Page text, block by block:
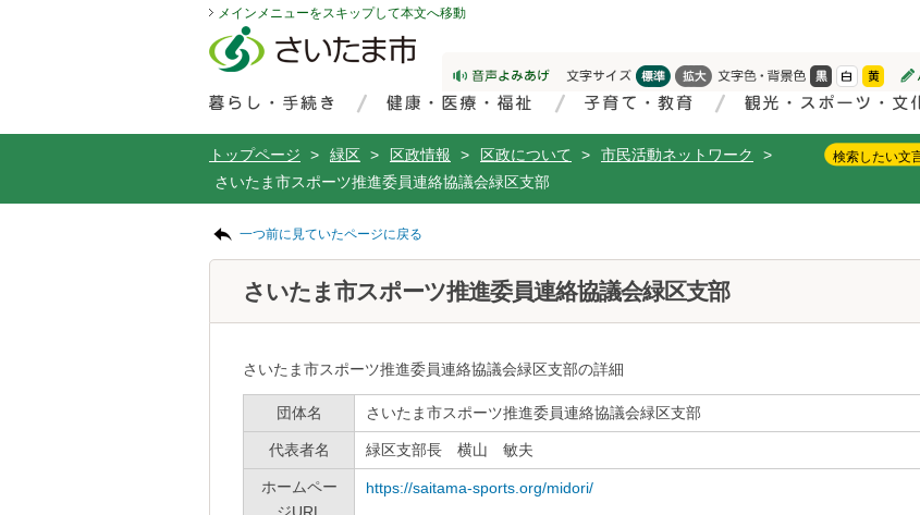
メインメニューをスキップして本文へ移動
トップページ > 緑区 > 区政情報 > 区政について > 市民活動ネットワーク
>
さいたま市スポーツ推進委員連絡協議会緑区支部
一つ前に見ていたページに戻る
さいたま市スポーツ推進委員連絡協議会緑区支部
さいたま市スポーツ推進委員連絡協議会緑区支部の詳細
団体名 さいたま市スポーツ推進委員連絡協議会緑区支部
代表者名 緑区支部長 横山 敏夫
ホームペー
https://saitama-sports.org/midori/